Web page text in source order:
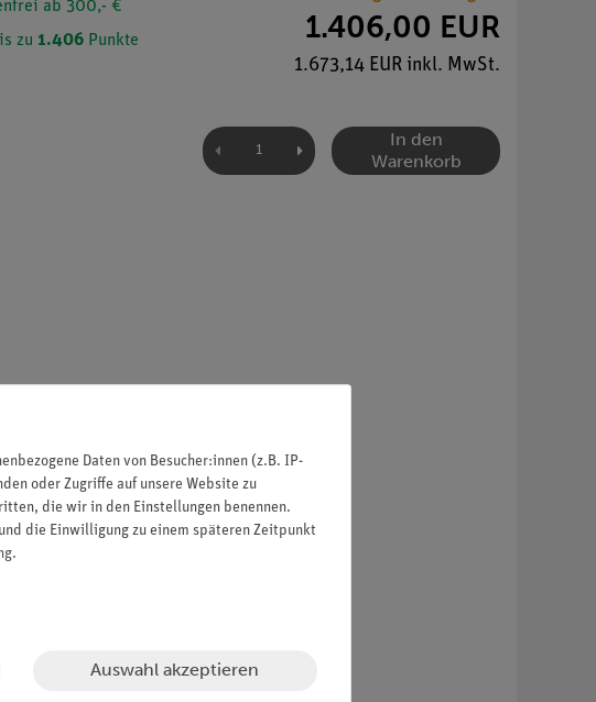
ab 300,- €
zu 1.406 Punkte
1.406,00 EUR
1.673,14 EUR inkl. MwSt.
In den
Warenkorb
Daten von Besucher:innen (z.B. IP-
oder Zugriffe auf unsere Website zu
die wir in den Einstellungen benennen.
die Einwilligung zu einem späteren Zeitpunkt
.
Auswahl akzeptieren